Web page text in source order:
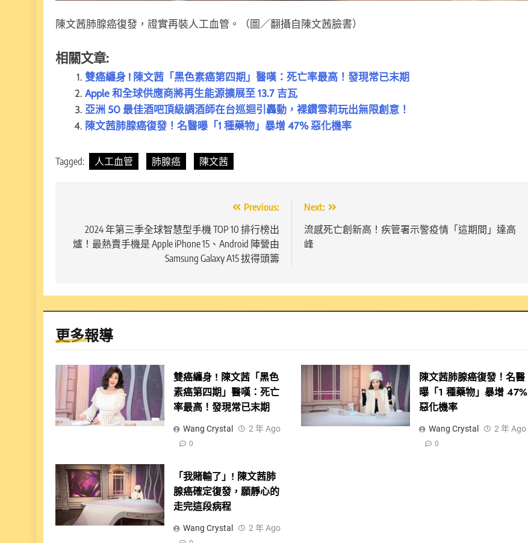
陳文茜肺腺癌復發，證實再裝人工血管。（圖／翻攝自陳文茜臉書）
相關文章:
雙癌纏身 ! 陳文茜「黑色素癌第四期」醫嘆：死亡率最高！發現常已末期
Apple 和全球供應商將再生能源擴展至 13.7 吉瓦
亞洲 50 最佳酒吧頂級調酒師在台巡迴引轟動，裸鑽雪莉玩出無限創意！
陳文茜肺腺癌復發！名醫曝「1 種藥物」暴增 47% 惡化機率
Tagged: 人工血管 肺腺癌 陳文茜
導
Previous:
2024 年第三季全球智慧型手機 TOP 10 排行榜出
爐！最熱賣手機是 Apple iPhone 15、Android 陣營由
Samsung Galaxy A15 拔得頭籌
Next:
流感死亡創新高！疾管署示警疫情「這期間」達高
峰
更多報導
雙癌纏身 ! 陳文茜「黑色
素癌第四期」醫嘆：死亡
率最高！發現常已末期
Wang Crystal 2 年 Ago
0
陳文茜肺腺癌復發！名醫
曝「1 種藥物」暴增 47%
惡化機率
Wang Crystal 2 年 Ago
0
「我賭輸了」! 陳文茜肺
腺癌確定復發，願靜心的
走完這段病程
Wang Crystal 2 年 Ago